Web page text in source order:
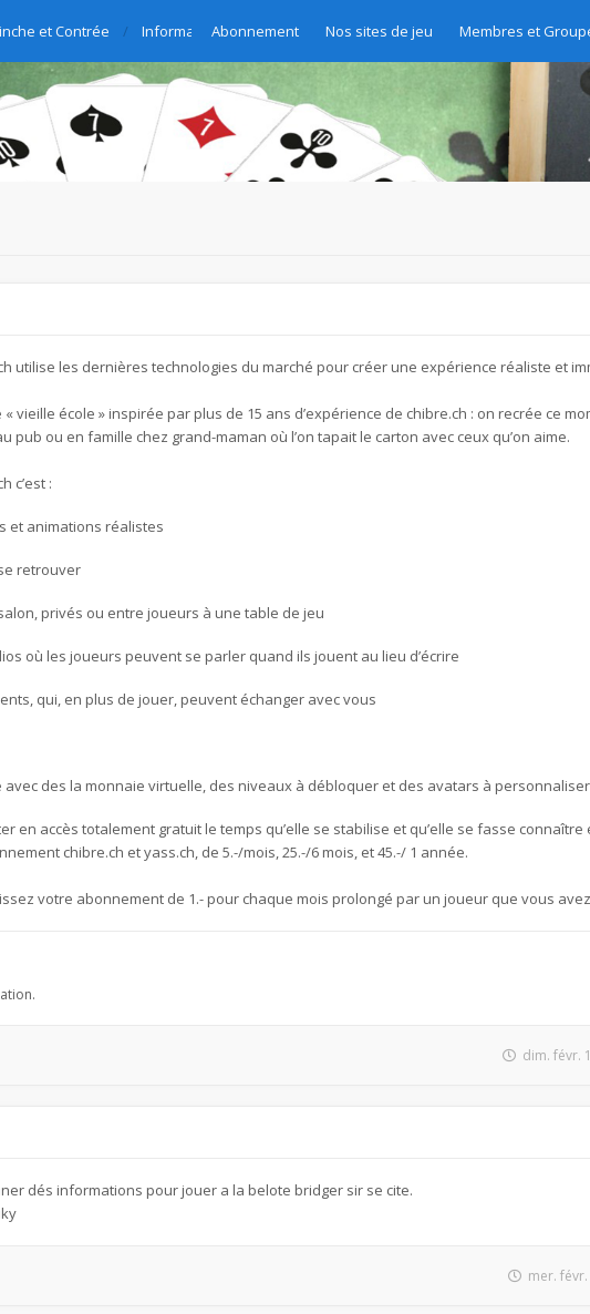
Abonnement Nos sites de jeu Membres et
et Contrée Informations générales
utilise les dernières technologies du marché pour créer une expérience réaliste et
« vieille école » inspirée par plus de 15 ans d’expérience de chibre.ch : on recrée ce
pub ou en famille chez grand-maman où l’on tapait le carton avec ceux qu’on aime.
c’est :
et animations réalistes
retrouver
privés ou entre joueurs à une table de jeu
où les joueurs peuvent se parler quand ils jouent au lieu d’écrire
qui, en plus de jouer, peuvent échanger avec vous
avec des la monnaie virtuelle, des niveaux à débloquer et des avatars à personnaliser
en accès totalement gratuit le temps qu’elle se stabilise et qu’elle se fasse
chibre.ch et yass.ch, de 5.-/mois, 25.-/6 mois, et 45.-/ 1 année.
votre abonnement de 1.- pour chaque mois prolongé par un joueur que vous
dim. févr.
dés informations pour jouer a la belote bridger sir se cite.
mer.